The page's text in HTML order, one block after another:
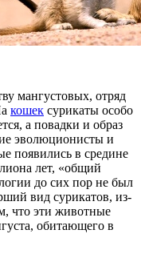
мангустовых, отряд
кошек сурикаты особо
а повадки и образ
эволюционисты и
появились в средине
лет, «общий
до сих пор не был
вид сурикатов, из-
что эти животные
обитающего в